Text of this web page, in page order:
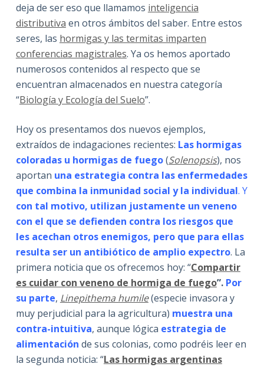
deja de ser eso que llamamos inteligencia
distributiva en otros ámbitos del saber. Entre estos
seres, las hormigas y las termitas imparten
conferencias magistrales. Ya os hemos aportado
numerosos contenidos al respecto que se
encuentran almacenados en nuestra categoría
“Biología y Ecología del Suelo”.
Hoy os presentamos dos nuevos ejemplos,
extraídos de indagaciones recientes: Las hormigas
coloradas u hormigas de fuego(Solenopsis), nos
aportan una estrategia contra las enfermedades
que combina la inmunidad social y la individual. Y
con tal motivo, utilizan justamente un veneno
con el que se defienden contra los riesgos que
les acechan otros enemigos, pero que para ellas
resulta ser un antibiótico de amplio expectro. La
primera noticia que os ofrecemos hoy: “Compartir
es cuidar con veneno de hormiga de fuego”. Por
su parte, Linepithema humile(especie invasora y
muy perjudicial para la agricultura) muestra una
contra-intuitiva, aunque lógica estrategia de
alimentación de sus colonias, como podréis leer en
la segunda noticia: “Las hormigas argentinas